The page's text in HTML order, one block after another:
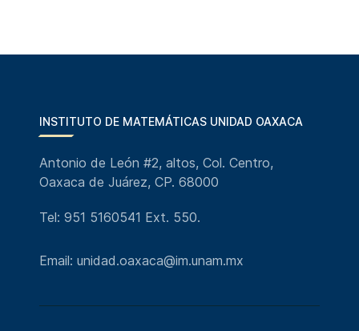
INSTITUTO DE MATEMÁTICAS UNIDAD OAXACA
Antonio de León #2, altos, Col. Centro,
Oaxaca de Juárez, CP. 68000
Tel: 951 5160541 Ext. 550.
Email: unidad.oaxaca@im.unam.mx